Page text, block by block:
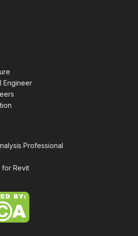
Engineer
Professional
for Revit